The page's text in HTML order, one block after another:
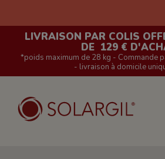
LIVRAISON PAR COLIS
DE 129 €
*poids maximum de 28 kg - Commande
- livraison à domicile